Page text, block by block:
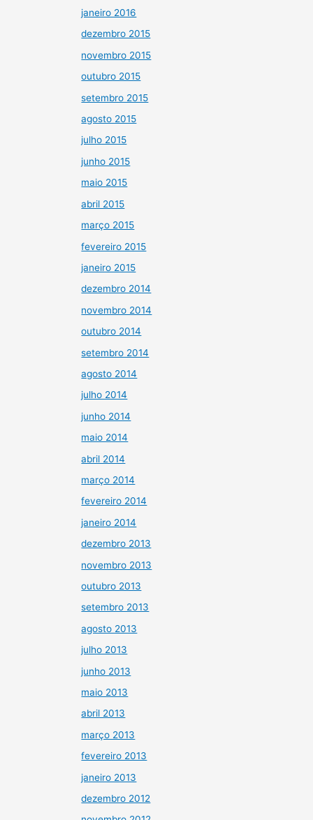
janeiro 2016
dezembro 2015
novembro 2015
outubro 2015
setembro 2015
agosto 2015
julho 2015
junho 2015
maio 2015
abril 2015
março 2015
fevereiro 2015
janeiro 2015
dezembro 2014
novembro 2014
outubro 2014
setembro 2014
agosto 2014
julho 2014
junho 2014
maio 2014
abril 2014
março 2014
fevereiro 2014
janeiro 2014
dezembro 2013
novembro 2013
outubro 2013
setembro 2013
agosto 2013
julho 2013
junho 2013
maio 2013
abril 2013
março 2013
fevereiro 2013
janeiro 2013
dezembro 2012